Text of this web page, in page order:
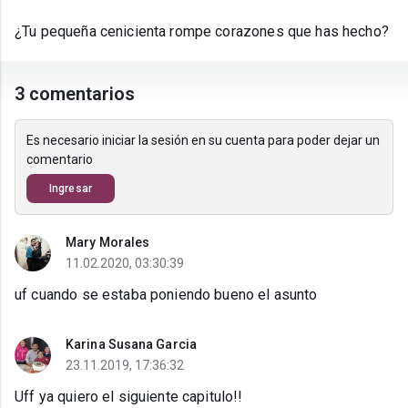
¿Tu pequeña cenicienta rompe corazones que has hecho?
3 comentarios
Es necesario iniciar la sesión en su cuenta para poder dejar un
comentario
Ingresar
Mary Morales
11.02.2020, 03:30:39
uf cuando se estaba poniendo bueno el asunto
Karina Susana Garcia
23.11.2019, 17:36:32
Uff ya quiero el siguiente capitulo!!